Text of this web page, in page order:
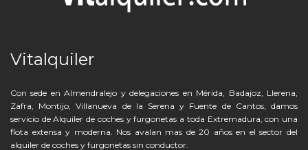
Vitalquiler
Con sede en Almendralejo y delegaciones en Mérida, Badajoz, Llerena,
Zafra, Montijo, Villanueva de la Serena y Fuente de Cantos, damos
servicio de Alquiler de coches y furgonetas a toda Extremadura, con una
flota extensa y moderna. Nos avalan mas de 20 años en el sector del
alquiler de coches y furgonetas sin conductor.